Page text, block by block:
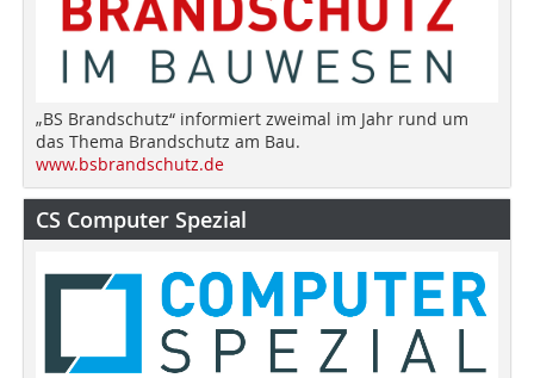
„BS Brandschutz“ informiert zweimal im Jahr rund um
das Thema Brandschutz am Bau.
www.bsbrandschutz.de
CS Computer Spezial